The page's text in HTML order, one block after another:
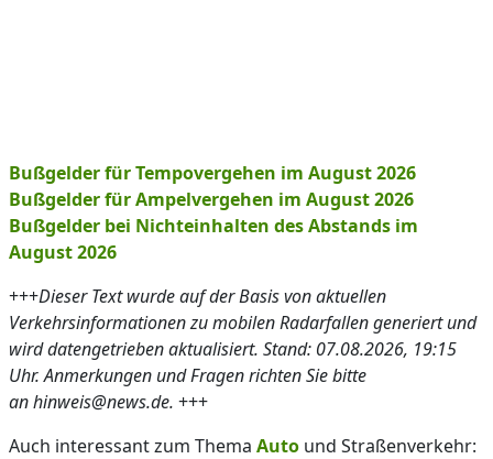
Bußgelder für Tempovergehen im August 2026
Bußgelder für Ampelvergehen im August 2026
Bußgelder bei Nichteinhalten des Abstands im
August 2026
+++Dieser Text wurde auf der Basis von aktuellen
Verkehrsinformationen zu mobilen Radarfallen generiert und
wird datengetrieben aktualisiert. Stand: 07.08.2026, 19:15
Uhr. Anmerkungen und Fragen richten Sie bitte
an hinweis@news.de. +++
Auch interessant zum Thema Auto und Straßenverkehr: